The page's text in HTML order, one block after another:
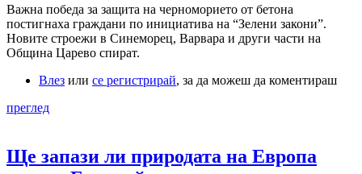
Важна победа за защита на черноморието от бетона
постигнаха граждани по инициатива на “Зелени закони”.
Новите строежи в Синеморец, Варвара и други части на
Община Царево спират.
Влез или се регистрирай, за да можеш да коментираш
преглед
Ще запази ли природата на Европа